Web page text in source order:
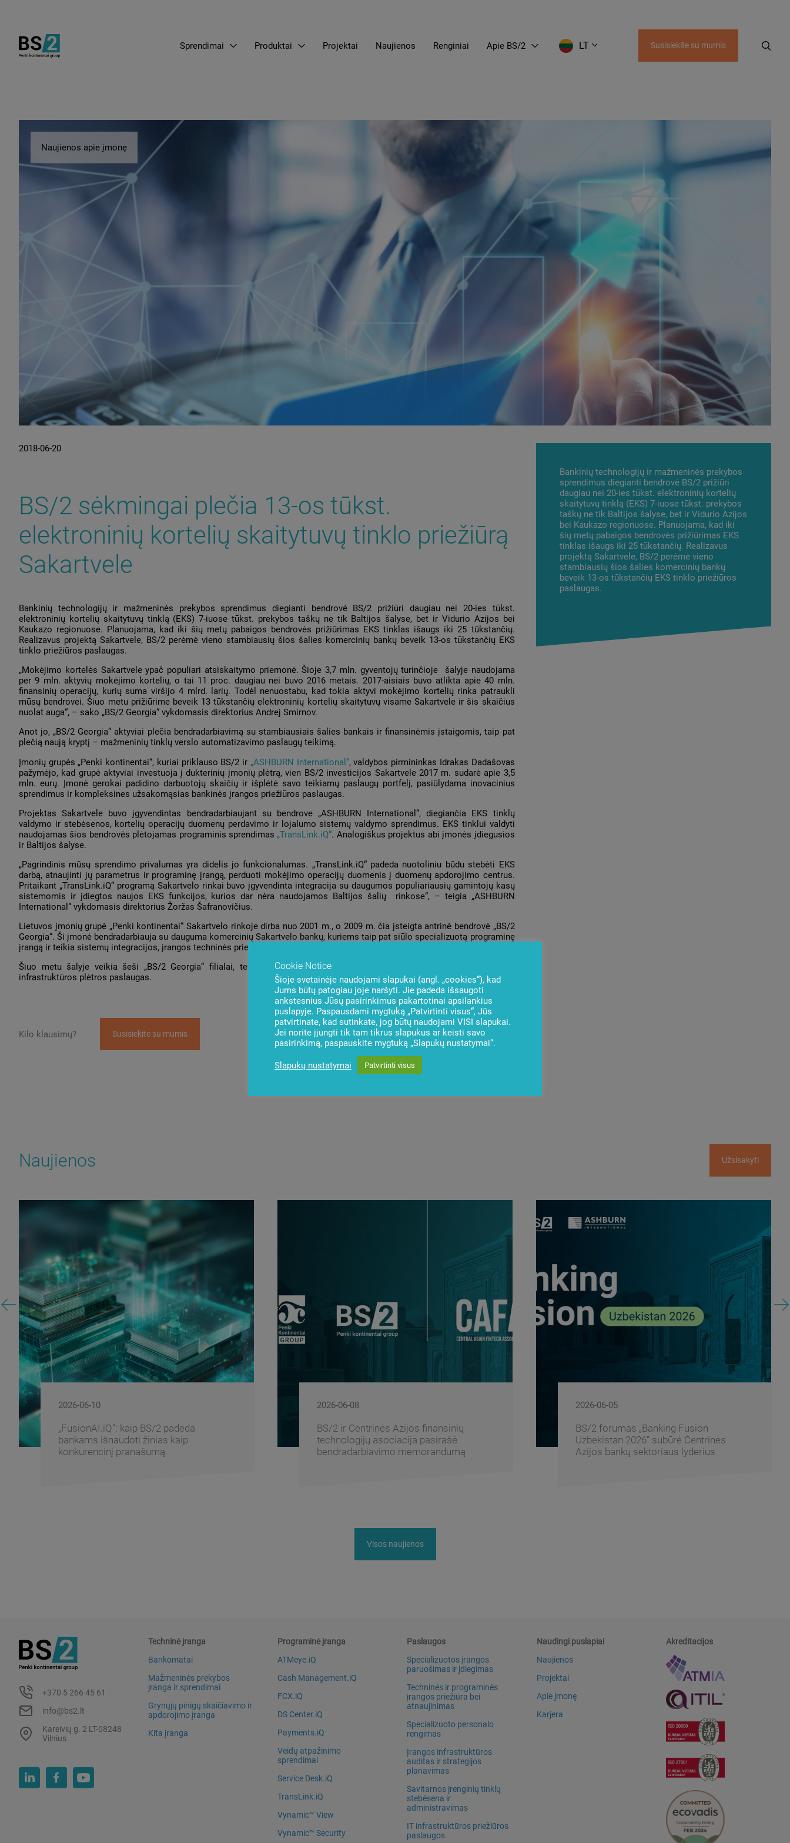
Sprendimai Produktai Projektai Naujienos Renginiai Apie BS/2 LT Susisiekite su mumis
Naujienos apie įmonę
2018-06-20
BS/2 sėkmingai plečia 13-os tūkst.
elektroninių kortelių skaitytuvų tinklo priežiūrą
Sakartvele
Bankinių technologijų ir mažmeninės prekybos sprendimus diegianti bendrovė BS/2 prižiūri daugiau nei 20-ies tūkst.
elektroninių kortelių skaitytuvų tinklą (EKS) 7-iuose tūkst. prekybos taškų ne tik Baltijos šalyse, bet ir Vidurio Azijos bei
Kaukazo regionuose. Planuojama, kad iki šių metų pabaigos bendrovės prižiūrimas EKS tinklas išaugs iki 25 tūkstančių.
Realizavus projektą Sakartvele, BS/2 perėmė vieno stambiausių šios šalies komercinių bankų beveik 13-os tūkstančių EKS
tinklo priežiūros paslaugas.
„Mokėjimo kortelės Sakartvele ypač populiari atsiskaitymo priemonė. Šioje 3,7 mln. gyventojų turinčioje šalyje naudojama
per 9 mln. aktyvių mokėjimo kortelių, o tai 11 proc. daugiau nei buvo 2016 metais. 2017-aisiais buvo atlikta apie 40 mln.
finansinių operacijų, kurių suma viršijo 4 mlrd. larių. Todėl nenuostabu, kad tokia aktyvi mokėjimo kortelių rinka patraukli
mūsų bendrovei. Šiuo metu prižiūrime beveik 13 tūkstančių elektroninių kortelių skaitytuvų visame Sakartvele ir šis skaičius
nuolat auga“, – sako „BS/2 Georgia“ vykdomasis direktorius Andrej Smirnov.
Anot jo, „BS/2 Georgia“ aktyviai plečia bendradarbiavimą su stambiausiais šalies bankais ir finansinėmis įstaigomis, taip pat
plečią naują kryptį – mažmeninių tinklų verslo automatizavimo paslaugų teikimą.
Įmonių grupės „Penki kontinentai“, kuriai priklauso BS/2 ir „ASHBURN International“, valdybos pirmininkas Idrakas Dadašovas
pažymėjo, kad grupė aktyviai investuoja į dukterinių įmonių plėtrą, vien BS/2 investicijos Sakartvele 2017 m. sudarė apie 3,5
mln. eurų. Įmonė gerokai padidino darbuotojų skaičių ir išplėtė savo teikiamų paslaugų portfelį, pasiūlydama inovacinius
sprendimus ir kompleksines užsakomąsias bankinės įrangos priežiūros paslaugas.
Projektas Sakartvele buvo įgyvendintas bendradarbiaujant su bendrove „ASHBURN International“, diegiančia EKS tinklų
valdymo ir stebėsenos, kortelių operacijų duomenų perdavimo ir lojalumo sistemų valdymo sprendimus. EKS tinklui valdyti
naudojamas šios bendrovės plėtojamas programinis sprendimas „TransLink.iQ“. Analogiškus projektus abi įmonės įdiegusios
ir Baltijos šalyse.
„Pagrindinis mūsų sprendimo privalumas yra didelis jo funkcionalumas. „TransLink.iQ“ padeda nuotoliniu būdu stebėti EKS
darbą, atnaujinti jų parametrus ir programinę įrangą, perduoti mokėjimo operacijų duomenis į duomenų apdorojimo centrus.
Pritaikant „TransLink.iQ“ programą Sakartvelo rinkai buvo įgyvendinta integracija su daugumos populiariausių gamintojų kasų
sistemomis ir įdiegtos naujos EKS funkcijos, kurios dar nėra naudojamos Baltijos šalių rinkose“, – teigia „ASHBURN
International“ vykdomasis direktorius Žoržas Šafranovičius.
Lietuvos įmonių grupė „Penki kontinentai“ Sakartvelo rinkoje dirba nuo 2001 m., o 2009 m. čia įsteigta antrinė bendrovė „BS/2
Georgia“. Ši įmonė bendradarbiauja su dauguma komercinių Sakartvelo bankų, kuriems taip pat siūlo specializuotą programinę
įrangą ir teikia sistemų integracijos, įrangos techninės priežiūros paslaugas.
Šiuo metu šalyje veikia šeši „BS/2 Georgia“ filialai, teikiantys bankinės bei savitarnos įrangos priežiūros ir mokėjimo
infrastruktūros plėtros paslaugas.
Kilo klausimų? Susisiekite su mumis
Bankinių technologijų ir mažmeninės prekybos
sprendimus diegianti bendrovė BS/2 prižiūri
daugiau nei 20-ies tūkst. elektroninių kortelių
skaitytuvų tinklą (EKS) 7-iuose tūkst. prekybos
taškų ne tik Baltijos šalyse, bet ir Vidurio Azijos
bei Kaukazo regionuose. Planuojama, kad iki
šių metų pabaigos bendrovės prižiūrimas EKS
tinklas išaugs iki 25 tūkstančių. Realizavus
projektą Sakartvele, BS/2 perėmė vieno
stambiausių šios šalies komercinių bankų
beveik 13-os tūkstančių EKS tinklo priežiūros
paslaugas.
Naujienos Užsisakyti
2026-06-08
BS/2 ir Centrinės Azijos finansinių
technologijų asociacija pasirašė
bendradarbiavimo memorandumą
2026-06-05
BS/2 forumas „Banking Fusion
Uzbekistan 2026“ subūrė Centrinės
Azijos bankų sektoriaus lyderius
2026-05-14
„Intersect Cannes 2026“: pasaulinės
bankininkystės tendencijos ir inovacijos
Visos naujienos
+370 5 266 45 61
info@bs2.lt
Kareivių g. 2 LT-08248
Vilnius
Techninė įranga
Bankomatai
Mažmeninės prekybos
įranga ir sprendimai
Grynųjų pinigų skaičiavimo ir
apdorojimo įranga
Kita įranga
Programinė įranga
ATMeye.iQ
Cash Management.iQ
FCX.iQ
DS Center.iQ
Payments.iQ
Veidų atpažinimo
sprendimai
Service Desk.iQ
TransLink.iQ
Vynamic™ View
Vynamic™ Security
Paslaugos
Specializuotos įrangos
paruošimas ir įdiegimas
Techninės ir programinės
įrangos priežiūra bei
atnaujinimas
Specializuoto personalo
rengimas
Įrangos infrastruktūros
auditas ir strategijos
planavimas
Savitarnos įrenginių tinklų
stebėsena ir
administravimas
IT infrastruktūros priežiūros
paslaugos
Naudingi puslapiai
Naujienos
Projektai
Apie įmonę
Karjera
Akreditacijos
Cookie Notice
Šioje svetainėje naudojami slapukai (angl. „cookies“), kad
Jums būtų patogiau joje naršyti. Jie padeda išsaugoti
ankstesnius Jūsų pasirinkimus pakartotinai apsilankius
puslapyje. Paspausdami mygtuką „Patvirtinti visus“, Jūs
patvirtinate, kad sutinkate, jog būtų naudojami VISI slapukai.
Jei norite įjungti tik tam tikrus slapukus ar keisti savo
pasirinkimą, paspauskite mygtuką „Slapukų nustatymai“.
Slapukų nustatymai Patvirtinti visus